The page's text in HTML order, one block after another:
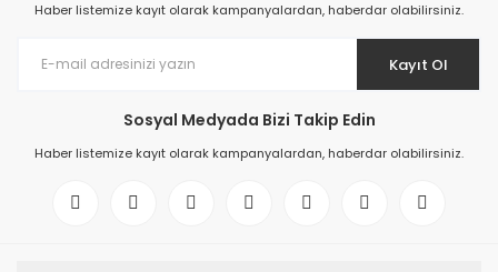
Haber listemize kayıt olarak kampanyalardan, haberdar olabilirsiniz.
Kayıt Ol
Sosyal Medyada Bizi Takip Edin
Haber listemize kayıt olarak kampanyalardan, haberdar olabilirsiniz.